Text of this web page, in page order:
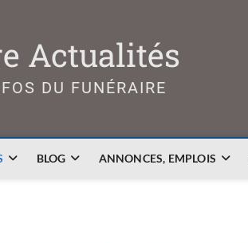
Actualités
DU FUNÉRAIRE
BLOG ANNONCES, EMPLOIS